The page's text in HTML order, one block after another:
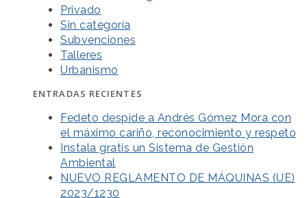
Privado
Sin categoría
Subvenciones
Talleres
Urbanismo
ENTRADAS RECIENTES
Fedeto despide a Andrés Gómez Mora con
el máximo cariño, reconocimiento y respeto
Instala gratis un Sistema de Gestión
Ambiental
NUEVO REGLAMENTO DE MÁQUINAS (UE)
2023/1230